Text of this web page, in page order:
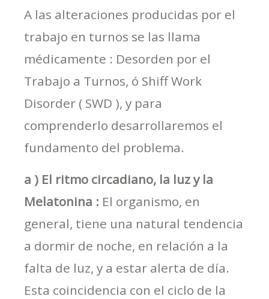
A las alteraciones producidas por el
trabajo en turnos se las llama
médicamente : Desorden por el
Trabajo a Turnos, ó Shiff Work
Disorder ( SWD ), y para
comprenderlo desarrollaremos el
fundamento del problema.
a ) El ritmo circadiano, la luz y la
Melatonina : El organismo, en
general, tiene una natural tendencia
a dormir de noche, en relación a la
falta de luz, y a estar alerta de día.
Esta coincidencia con el ciclo de la